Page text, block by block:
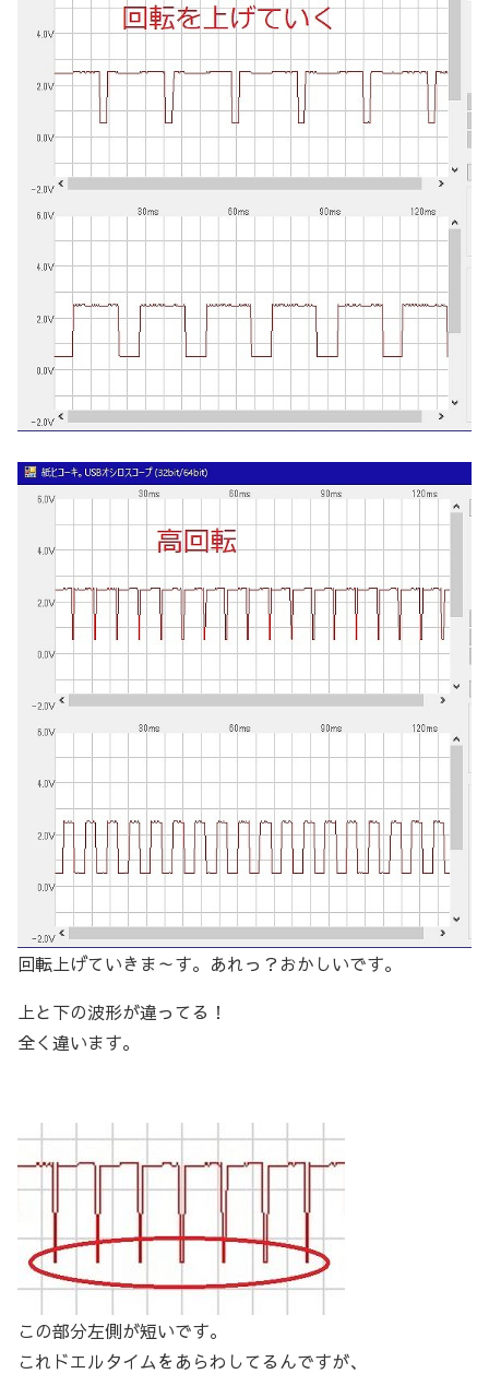
回転上げていきま～す。あれっ？おかしいです。
上と下の波形が違ってる！
全く違います。
この部分左側が短いです。
これドエルタイムをあらわしてるんですが、